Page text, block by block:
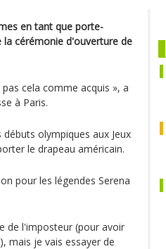
en tant que porte-
la cérémonie d'ouverture de
cela comme acquis », a
à Paris.
olympiques aux Jeux
le drapeau américain.
pour les légendes Serena
de l'imposteur (pour avoir
mais je vais essayer de